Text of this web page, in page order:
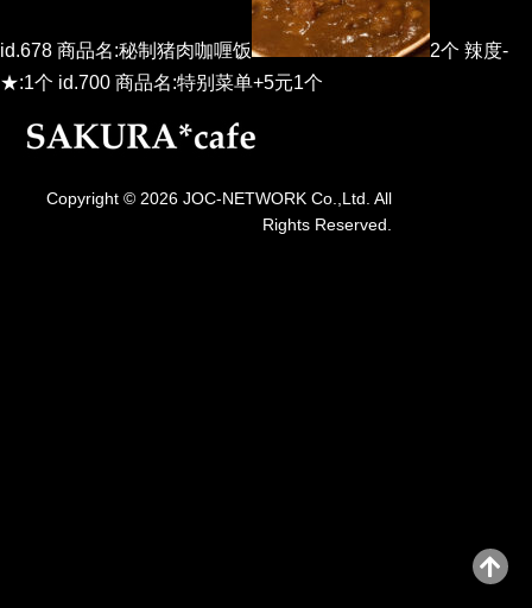
id.678 商品名:秘制猪肉咖喱饭
2个 辣度-
★:1个 id.700 商品名:特别菜单+5元1个
Copyright © 2026 JOC-NETWORK Co.,Ltd. All
Rights Reserved.